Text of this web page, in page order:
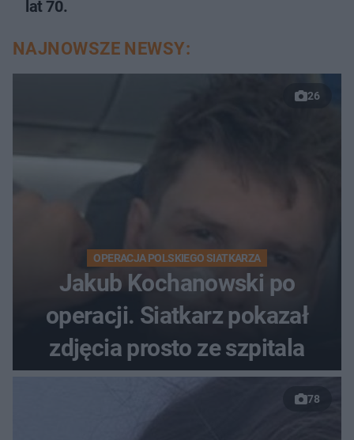
lat 70.
NAJNOWSZE NEWSY:
26
OPERACJA POLSKIEGO SIATKARZA
Jakub Kochanowski po
operacji. Siatkarz pokazał
zdjęcia prosto ze szpitala
78